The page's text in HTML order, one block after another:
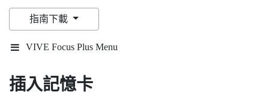
指南下載
VIVE Focus Plus Menu
插入記憶卡